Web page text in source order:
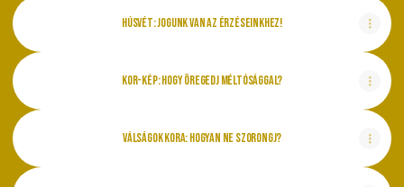
HÚSVÉT: JOGUNK VAN AZ ÉRZÉSEINKHEZ!
KOR-KÉP: HOGY ÖREGEDJ MÉLTÓSÁGGAL?
VÁLSÁGOK KORA: HOGYAN NE SZORONGJ?